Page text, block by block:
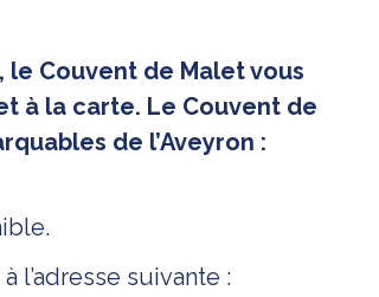
le Couvent de Malet vous
à la carte. Le Couvent de
de l’Aveyron :
l’adresse suivante :